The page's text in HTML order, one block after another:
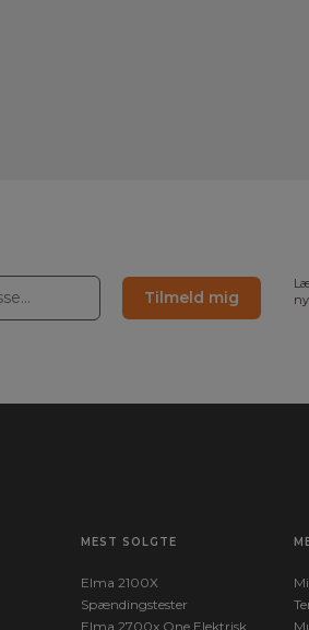
Tilmeld mig
MEST SOLGTE
Elma 2100X
Spændingstester
Elma 2700x One Elektrisk